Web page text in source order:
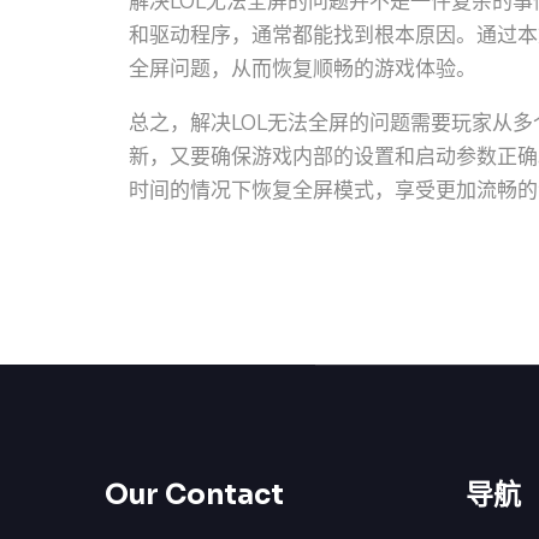
和驱动程序，通常都能找到根本原因。通过
全屏问题，从而恢复顺畅的游戏体验。
总之，解决LOL无法全屏的问题需要玩家从
新，又要确保游戏内部的设置和启动参数正
时间的情况下恢复全屏模式，享受更加流畅
Our Contact 导航